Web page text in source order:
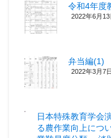
令和4年度
2022年6月13
弁当編(1)
2022年3月7日
日本特殊教育学会
る農作業向上につ